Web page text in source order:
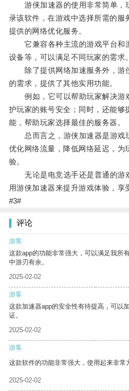
游侠加速器的使用非常简单，
录该软件，在游戏中选择所需的服
提供的网络优化服务。
它兼容各种主流的游戏平台和
设备等，可以满足不同玩家的需求。
除了提供网络加速服务外，游
的需求，提供了其他实用功能。
例如，它可以帮助玩家解决游
护玩家的账号安全；同时，还能够
能，帮助玩家选择最佳的服务器。
总而言之，游侠加速器是游戏
优化网络流量，降低网络延迟，为
验。
无论是电竞选手还是普通的游
用游侠加速器来提升游戏体验，享
#3#
评论
游客
这款app的功能非常强大，可以满足我所
中游刃有余。
2025-02-02
游客
这款加速器app的安全性有待提高，可以
证。
2025-02-02
游客
这款软件的功能非常强大，使用起来非常
2025-02-02